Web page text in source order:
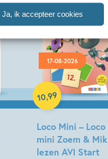
Ja, ik accepteer cookies
17-08-2026
Loco Mini – Loco
mini Zoem & Mik
lezen AVI Start
10,99
Paperback